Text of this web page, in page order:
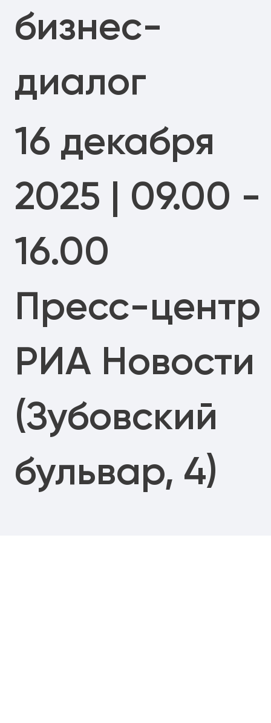
бизнес-
диалог
16 декабря
2025 | 09.00 -
16.00
Пресс-центр
РИА Новости
(Зубовский
бульвар, 4)